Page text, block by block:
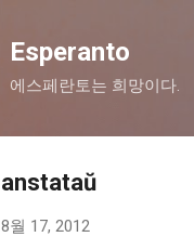
Esperanto
에스페란토는 희망이다.
anstataŭ
8월 17, 2012